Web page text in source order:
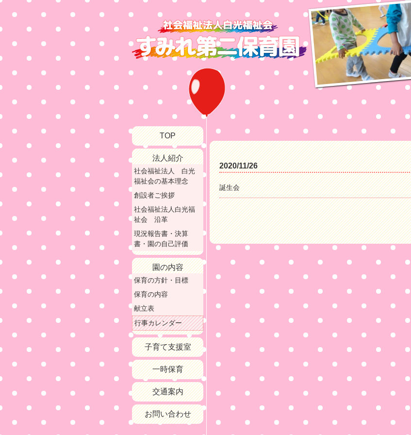
2020/11/26
誕生会
TOP
法人紹介
社会福祉法人 白光
福祉会の基本理念
創設者ご挨拶
社会福祉法人白光福
祉会 沿革
現況報告書・決算
書・園の自己評価
園の内容
保育の方針・目標
保育の内容
献立表
行事カレンダー
子育て支援室
一時保育
交通案内
お問い合わせ